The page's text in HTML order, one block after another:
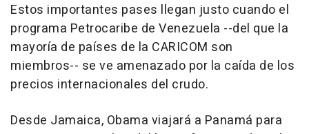
Estos importantes pases llegan justo cuando el
programa Petrocaribe de Venezuela --del que la
mayoría de países de la CARICOM son
miembros-- se ve amenazado por la caída de los
precios internacionales del crudo.
Desde Jamaica, Obama viajará a Panamá para